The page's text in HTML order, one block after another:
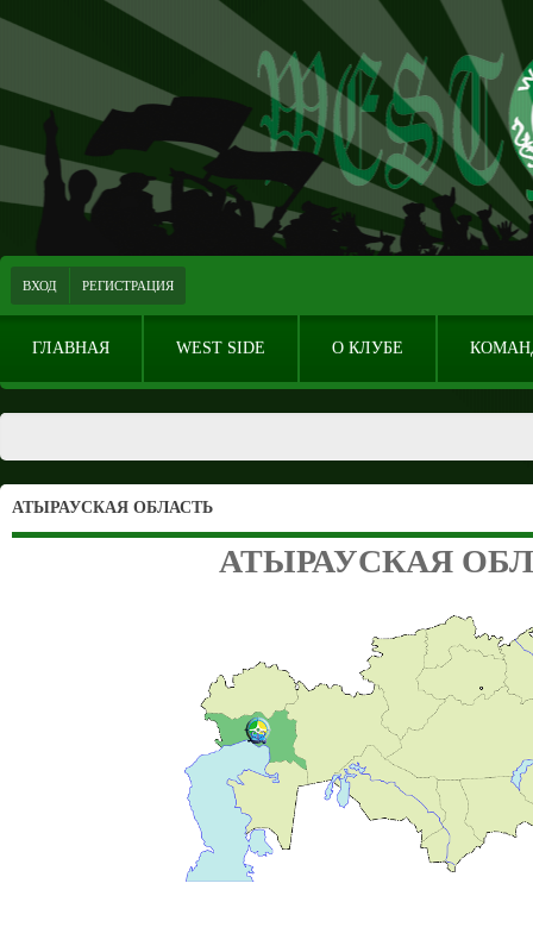
ВХОД РЕГИСТРАЦИЯ
ГЛАВНАЯ WEST SIDE О КЛУБЕ
АТЫРАУСКАЯ ОБЛАСТЬ
АТЫРАУСКАЯ